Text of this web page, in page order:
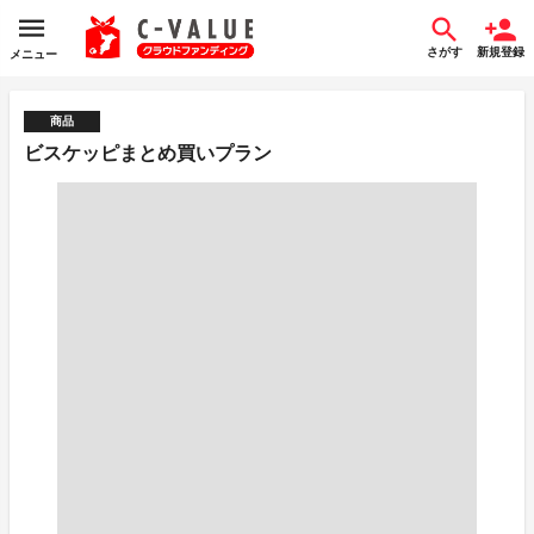
メニュー さがす 新規登録
商品
ビスケッピまとめ買いプラン